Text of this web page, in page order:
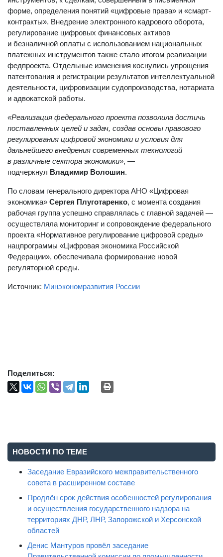
форме, определения понятий «цифровые права» и «смарт-
контракты». Внедрение электронного кадрового оборота,
регулирование цифровых финансовых активов
и безналичной оплаты с использованием национальных
платежных инструментов также стало итогом реализации
федпроекта. Отдельные изменения коснулись упрощения
патентования и регистрации результатов интеллектуальной
деятельности, цифровизации судопроизводства, нотариата
и адвокатской работы.
«Реализация федерального проекта позволила достичь
поставленных целей и задач, создав основы правового
регулирования цифровой экономики и условия для
дальнейшего внедрения современных технологий
в различные сектора экономики», —
подчеркнул Владимир Волошин.
По словам генерального директора АНО «Цифровая
экономика» Сергея Плуготаренко, с момента создания
рабочая группа успешно справлялась с главной задачей —
осуществляла мониторинг и сопровождение федерального
проекта «Нормативное регулирование цифровой среды»
нацпрограммы «Цифровая экономика Российской
Федерации», обеспечивала формирование новой
регуляторной среды.
Источник: Минэкономразвития России
Поделиться:
НОВОСТИ ПО ТЕМЕ
Заседание Евразийского межправительственного
совета в расширенном составе
Продлён срок действия особенностей регулирования
и осуществления государственного надзора на
территориях ДНР, ЛНР, Запорожской и Херсонской
областей
Денис Мантуров провёл заседание